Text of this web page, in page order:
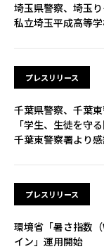
埼玉県警察、埼玉
私立埼玉平成高等
プレスリリース
千葉県警察、千葉
「学生、生徒を守
千葉東警察署より
プレスリリース
環境省「暑さ指数
イン」運用開始